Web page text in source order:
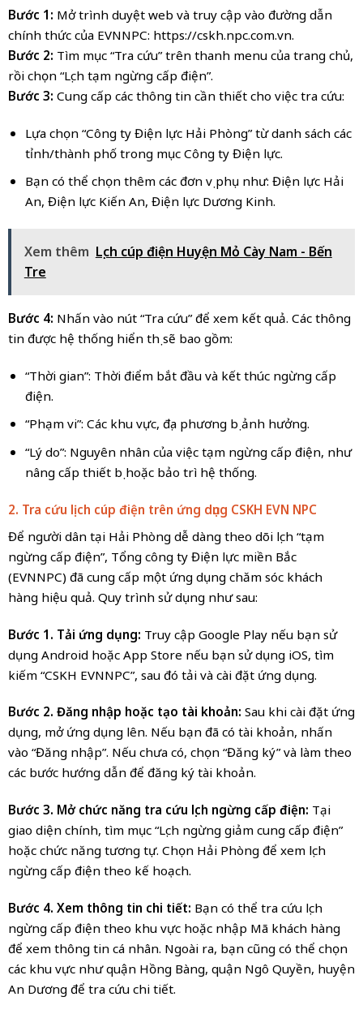
Bước 1: Mở trình duyệt web và truy cập vào đường dẫn
chính thức của EVNNPC: https://cskh.npc.com.vn.
Bước 2: Tìm mục “Tra cứu” trên thanh menu của trang chủ,
rồi chọn “Lịch tạm ngừng cấp điện”.
Bước 3: Cung cấp các thông tin cần thiết cho việc tra cứu:
Lựa chọn “Công ty Điện lực Hải Phòng” từ danh sách các
tỉnh/thành phố trong mục Công ty Điện lực.
Bạn có thể chọn thêm các đơn vị phụ như: Điện lực Hải
An, Điện lực Kiến An, Điện lực Dương Kinh.
Xem thêm Lịch cúp điện Huyện Mỏ Cày Nam - Bến
Tre
Bước 4: Nhấn vào nút “Tra cứu” để xem kết quả. Các thông
tin được hệ thống hiển thị sẽ bao gồm:
“Thời gian”: Thời điểm bắt đầu và kết thúc ngừng cấp
điện.
“Phạm vi”: Các khu vực, địa phương bị ảnh hưởng.
“Lý do”: Nguyên nhân của việc tạm ngừng cấp điện, như
nâng cấp thiết bị hoặc bảo trì hệ thống.
2. Tra cứu lịch cúp điện trên ứng dụng CSKH EVN NPC
Để người dân tại Hải Phòng dễ dàng theo dõi lịch “tạm
ngừng cấp điện”, Tổng công ty Điện lực miền Bắc
(EVNNPC) đã cung cấp một ứng dụng chăm sóc khách
hàng hiệu quả. Quy trình sử dụng như sau:
Bước 1. Tải ứng dụng: Truy cập Google Play nếu bạn sử
dụng Android hoặc App Store nếu bạn sử dụng iOS, tìm
kiếm “CSKH EVNNPC”, sau đó tải và cài đặt ứng dụng.
Bước 2. Đăng nhập hoặc tạo tài khoản: Sau khi cài đặt ứng
dụng, mở ứng dụng lên. Nếu bạn đã có tài khoản, nhấn
vào “Đăng nhập”. Nếu chưa có, chọn “Đăng ký” và làm theo
các bước hướng dẫn để đăng ký tài khoản.
Bước 3. Mở chức năng tra cứu lịch ngừng cấp điện: Tại
giao diện chính, tìm mục “Lịch ngừng giảm cung cấp điện”
hoặc chức năng tương tự. Chọn Hải Phòng để xem lịch
ngừng cấp điện theo kế hoạch.
Bước 4. Xem thông tin chi tiết: Bạn có thể tra cứu lịch
ngừng cấp điện theo khu vực hoặc nhập Mã khách hàng
để xem thông tin cá nhân. Ngoài ra, bạn cũng có thể chọn
các khu vực như quận Hồng Bàng, quận Ngô Quyền, huyện
An Dương để tra cứu chi tiết.